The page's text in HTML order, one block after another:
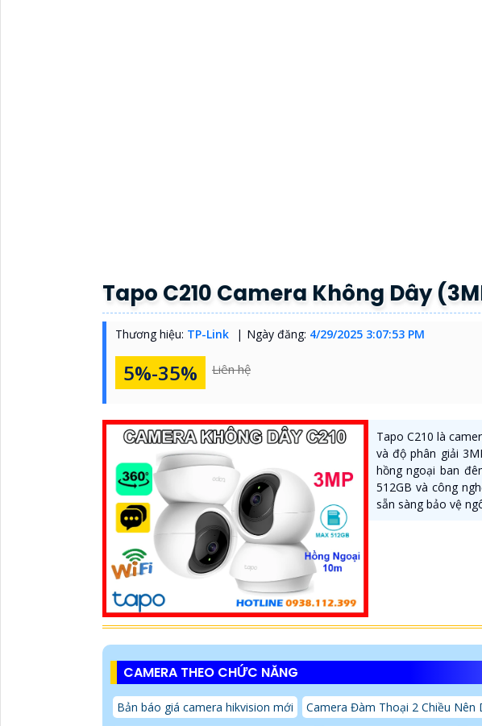
Tapo C210 Camera Không Dây
Thương hiệu: TP-Link Ngày đăng: 4/29/2025 3:07:53 PM
5%-35% Liên hệ
Tapo C210 là
và độ phân giải
hồng ngoại ban
512GB và công
sẵn sàng bảo vệ
CAMERA THEO CHỨC NĂNG
Bản báo giá camera hikvision mới
Camera Đàm Thoại 2 Chiều Nên